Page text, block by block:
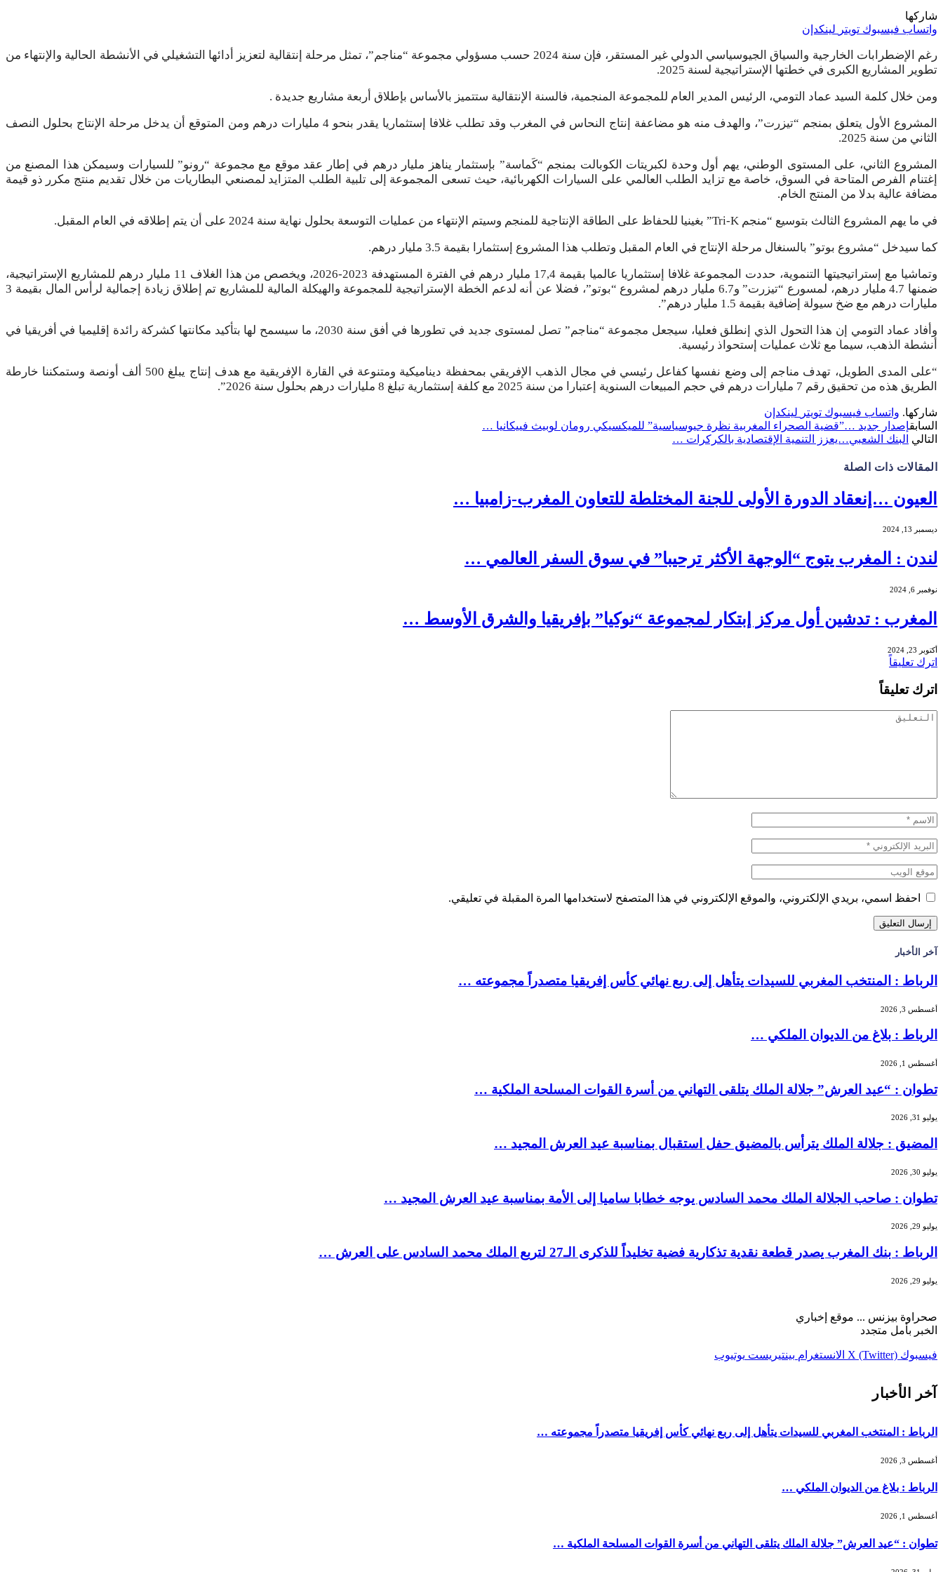
شاركها
واتساب فيسبوك تويتر لينكدإن
رغم الإضطرابات الخارجية والسياق الجيوسياسي الدولي غير المستقر، فإن سنة 2024 حسب مسؤولي مجموعة “مناجم”، تمثل مرحلة إنتقالية لتعزيز أدائها التشغيلي في الأنشطة الحالية والإنتهاء من
تطوير المشاريع الكبرى في خطتها الإستراتيجية لسنة 2025.
ومن خلال كلمة السيد عماد التومي، الرئيس المدير العام للمجموعة المنجمية، فالسنة الإنتقالية ستتميز بالأساس بإطلاق أربعة مشاريع جديدة .
المشروع الأول يتعلق بمنجم “تيزرت”، والهدف منه هو مضاعفة إنتاج النحاس في المغرب وقد تطلب غلافا إستثماريا يقدر بنحو 4 مليارات درهم ومن المتوقع أن يدخل مرحلة الإنتاج بحلول النصف
الثاني من سنة 2025.
المشروع الثاني، على المستوى الوطني، يهم أول وحدة لكبريتات الكوبالت بمنجم “كَماسة” بإستثمار يناهز مليار درهم في إطار عقد موقع مع مجموعة “رونو” للسيارات وسيمكن هذا المصنع من
إغتنام الفرص المتاحة في السوق، خاصة مع تزايد الطلب العالمي على السيارات الكهربائية، حيث تسعى المجموعة إلى تلبية الطلب المتزايد لمصنعي البطاريات من خلال تقديم منتج مكرر ذو قيمة
مضافة عالية بدلا من المنتج الخام.
في ما يهم المشروع الثالث بتوسيع “منجم Tri-K” بغينيا للحفاظ على الطاقة الإنتاجية للمنجم وسيتم الإنتهاء من عمليات التوسعة بحلول نهاية سنة 2024 على أن يتم إطلاقه في العام المقبل.
كما سيدخل “مشروع بوتو” بالسنغال مرحلة الإنتاج في العام المقبل وتطلب هذا المشروع إستثمارا بقيمة 3.5 مليار درهم.
وتماشيا مع إستراتيجيتها التنموية، حددت المجموعة غلافا إستثماريا عالميا بقيمة 17,4 مليار درهم في الفترة المستهدفة 2023-2026، ويخصص من هذا الغلاف 11 مليار درهم للمشاريع الإستراتيجية،
ضمنها 4.7 مليار درهم، لمسورع “تيزرت” و6.7 مليار درهم لمشروع “بوتو”، فضلا عن أنه لدعم الخطة الإستراتيجية للمجموعة والهيكلة المالية للمشاريع تم إطلاق زيادة إجمالية لرأس المال بقيمة 3
مليارات درهم مع ضخ سيولة إضافية بقيمة 1.5 مليار درهم”.
وأفاد عماد التومي إن هذا التحول الذي إنطلق فعليا، سيجعل مجموعة “مناجم” تصل لمستوى جديد في تطورها في أفق سنة 2030، ما سيسمح لها بتأكيد مكانتها كشركة رائدة إقليميا في أفريقيا في
أنشطة الذهب، سيما مع ثلاث عمليات إستحواذ رئيسية.
“على المدى الطويل، تهدف مناجم إلى وضع نفسها كفاعل رئيسي في مجال الذهب الإفريقي بمحفظة ديناميكية ومتنوعة في القارة الإفريقية مع هدف إنتاج يبلغ 500 ألف أونصة وستمكننا خارطة
الطريق هذه من تحقيق رقم 7 مليارات درهم في حجم المبيعات السنوية إعتبارا من سنة 2025 مع كلفة إستثمارية تبلغ 8 مليارات درهم بحلول سنة 2026”.
شاركها. واتساب فيسبوك تويتر لينكدإن
السابقإصدار جديد …”قضية الصحراء المغربية نظرة جيوسياسية” للميكسيكي رومان لوبيث فييكانيا …
التالي البنك الشعبي…يعزز التنمية الإقتصادية بالكركرات …
المقالات ذات الصلة
العيون …إنعقاد الدورة الأولى للجنة المختلطة للتعاون المغرب-زامبيا …
ديسمبر 13, 2024
لندن : المغرب يتوج “الوجهة الأكثر ترحيبا” في سوق السفر العالمي …
نوفمبر 6, 2024
المغرب : تدشين أول مركز إبتكار لمجموعة “نوكيا” بإفريقيا والشرق الأوسط …
أكتوبر 23, 2024
اترك تعليقاً
اترك تعليقاً
احفظ اسمي، بريدي الإلكتروني، والموقع الإلكتروني في هذا المتصفح لاستخدامها المرة المقبلة في تعليقي.
آخر الأخبار
الرباط : المنتخب المغربي للسيدات يتأهل إلى ربع نهائي كأس إفريقيا متصدراً مجموعته …
أغسطس 3, 2026
الرباط : بلاغ من الديوان الملكي …
أغسطس 1, 2026
تطوان : “عيد العرش” جلالة الملك يتلقى التهاني من أسرة القوات المسلحة الملكية …
يوليو 31, 2026
المضيق : جلالة الملك يترأس بالمضيق حفل استقبال بمناسبة عيد العرش المجيد …
يوليو 30, 2026
تطوان : صاحب الجلالة الملك محمد السادس يوجه خطابا ساميا إلى الأمة بمناسبة عيد العرش المجيد …
يوليو 29, 2026
الرباط : بنك المغرب يصدر قطعة نقدية تذكارية فضية تخليداً للذكرى الـ27 لتربع الملك محمد السادس على العرش …
يوليو 29, 2026
صحراوة بيزنس ... موقع إخباري
الخبر بأمل متجدد
فيسبوك X (Twitter) الانستغرام بينتيريست يوتيوب
آخر الأخبار
الرباط : المنتخب المغربي للسيدات يتأهل إلى ربع نهائي كأس إفريقيا متصدراً مجموعته …
أغسطس 3, 2026
الرباط : بلاغ من الديوان الملكي …
أغسطس 1, 2026
تطوان : “عيد العرش” جلالة الملك يتلقى التهاني من أسرة القوات المسلحة الملكية …